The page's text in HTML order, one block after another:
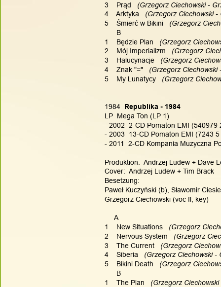
3    Prąd
(Grzegorz Ciechowski -
4    Arktyka
(Grzegorz Ciechowski
5    Śmierć w Bikini
(Grzegorz
      B
1    Będzie Plan
(Grzegorz
2    Mój Imperializm
(Grzegorz
3    Halucynacje
(Grzegorz
4    Znak "="
(Grzegorz Ciechowski
5    My Lunatycy
(Grzegorz
1984
  Republika - 1984
LP  Mega Ton (LP 1)
- 2002  2-CD Pomaton EMI (540979
- 2003  13-CD Pomaton EMI (7243
- 2011  2-CD Kompania Muzyczna
Produktion:  Andrzej Ludew + Dave
Cover:  Andrzej Ludew + Tim Brack
Besetzung:
Paweł Kuczyński (b), Sławomir
Grzegorz Ciechowski (voc fl, key)
     A
1    New Situations
(Grzegorz
2    Nervous System
(Grzegorz
3    The Current
(Grzegorz
4    Siberia
(Grzegorz Ciechowski
5    Bikini Death
(Grzegorz
      B
1    The Plan
(Grzegorz